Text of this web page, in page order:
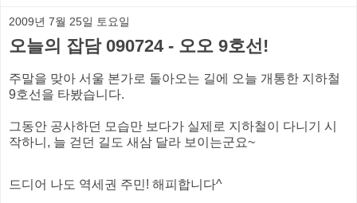
2009년 7월 25일 토요일
오늘의 잡담 090724 - 오오 9호선!
주말을 맞아 서울 본가로 돌아오는 길에 오늘 개통한 지하철
9호선을 타봤습니다.
그동안 공사하던 모습만 보다가 실제로 지하철이 다니기 시
작하니, 늘 걷던 길도 새삼 달라 보이는군요~
드디어 나도 역세권 주민! 해피합니다^